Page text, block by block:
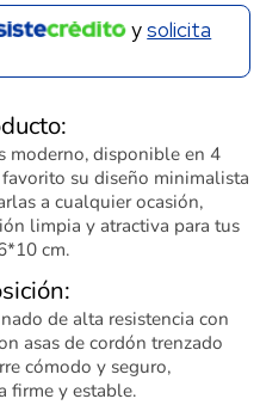
ysolicita
moderno, disponible en 4
su diseño minimalista
a cualquier ocasión,
limpia y atractiva para tus
cm.
de alta resistencia con
asas de cordón trenzado
cómodo y seguro,
firme y estable.